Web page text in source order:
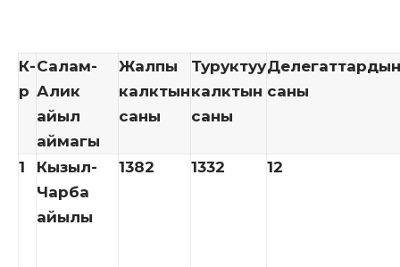
К-
р
Салам-
Алик
айыл
аймагы
Жалпы
калктын
саны
Туруктуу
калктын
саны
саны
1
Кызыл-
Чарба
айылы
1382 1332 12